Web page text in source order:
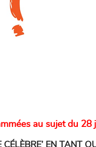
au sujet du 28
CÉLÈBRE’ EN TANT